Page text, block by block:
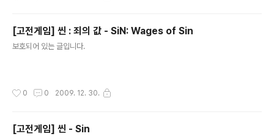
[고전게임] 씬 : 죄의 값 - SiN: Wages of Sin
보호되어 있는 글입니다.
0 0 2009. 12. 30.
[고전게임] 씬 - Sin